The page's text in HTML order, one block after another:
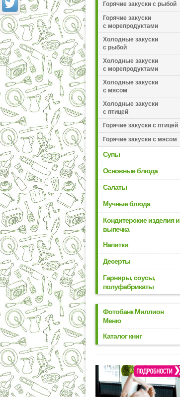
Горячие закуски с рыбой
Горячие закуски
с морепродуктами
Холодные закуски
с рыбой
Холодные закуски
с морепродуктами
Холодные закуски
с мясом
Холодные закуски
с птицей
Горячие закуски с птицей
Горячие закуски с мясом
Супы
Основные блюда
Салаты
Мучные блюда
Кондитерские изделия и
выпечка
Напитки
Десерты
Гарниры, соусы,
полуфабрикаты
Фотобанк Миллион
Меню
Каталог книг